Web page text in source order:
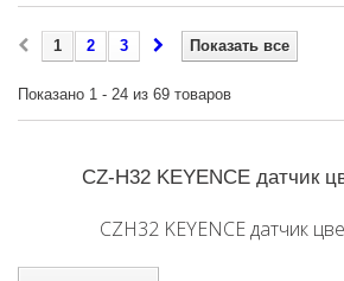
Показать все
1 2 3
Показано 1 - 24 из 69 товаров
CZ-H32 KEYENCE датчик
CZH32 KEYENCE датчик